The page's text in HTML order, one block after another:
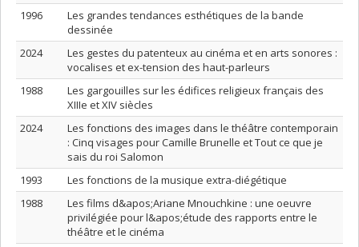
1996
Les grandes tendances esthétiques de la bande
dessinée
2024
Les gestes du patenteux au cinéma et en arts sonores :
vocalises et ex-tension des haut-parleurs
1988
Les gargouilles sur les édifices religieux français des
XIIIe et XIV siècles
2024
Les fonctions des images dans le théâtre contemporain
: Cinq visages pour Camille Brunelle et Tout ce que je
sais du roi Salomon
1993
Les fonctions de la musique extra-diégétique
1988
Les films d&apos;Ariane Mnouchkine : une oeuvre
privilégiée pour l&apos;étude des rapports entre le
théâtre et le cinéma